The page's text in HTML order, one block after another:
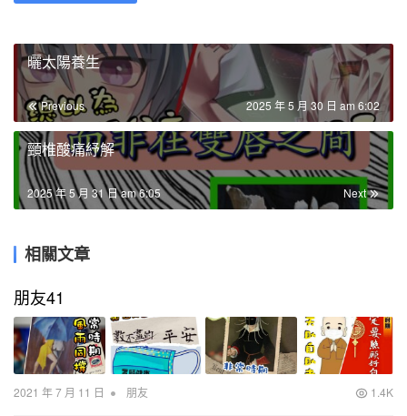
曬太陽養生
Previous 2025 年 5 月 30 日 am 6:02
頸椎酸痛紓解
Next
2025 年 5 月 31 日 am 6:05
相關文章
朋友41
2021 年 7 月 11 日 • 朋友 1.4K